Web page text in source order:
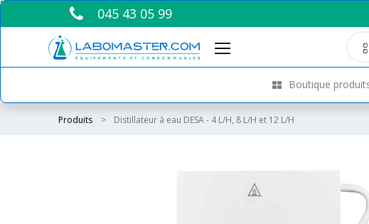
045 43 05 99
Boutique
Produits Distillateur à eau DESA - 4 L/H, 8 L/H et 12 L/H